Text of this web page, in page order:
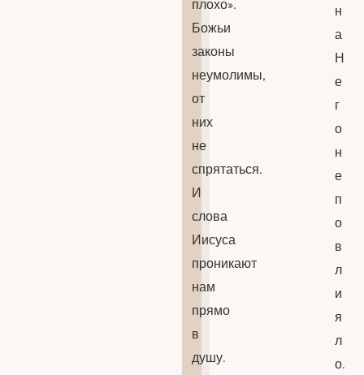
плохо».
Божьи
законы
неумолимы,
от
них
не
спрятаться.
И
слова
Иисуса
проникают
нам
прямо
в
душу.
н
а
Н
е
г
о
н
е
п
о
в
л
и
я
л
о.